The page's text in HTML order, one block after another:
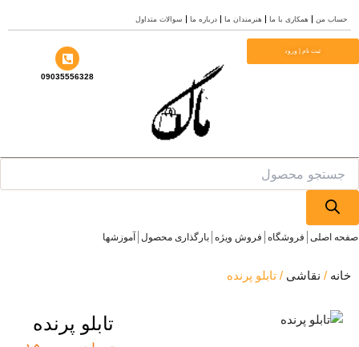
من همکاری با ما هنرمندان ما درباره ما سوالات متداول
ثبت نام | ورود
09035556328
اصلی فروشگاه فروش ویژه بارگذاری محصول آموزشها
/نقاشی/ تابلو پرنده
تابلو پرنده